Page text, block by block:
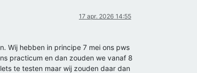
17 apr. 2026 14:55
Wij hebben in principe 7 mei ons pws
practicum en dan zouden we vanaf 8
te testen maar wij zouden daar dan